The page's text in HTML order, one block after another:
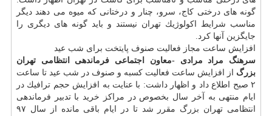
گونه های درختی كاج، سرو، چنار و درختانی كه میوه می دهند دیگر
مناسب شرایط اكولوژیك تهران نیستند و باید گونه های دیگری را
جایگزین آنها كرد.
افزایش ساعت مجاز فعالیت صنوف پایتخت برای شب عید
سرهنگ مراد مرادی -معاون اجتماعی فرماندهی انتظامی تهران
بزرگ از افزایش ساعت فعالیت كسبه و صنوف در شب عید تا ساعت
۲ صبح اطلاع داد و اظهار داشت: با عنایت به افزایش حجم ترافیك در
ایام منتهی به آخر سال بخصوص در مراكز خرید با تدبیر فرماندهی
انتظامی تهران بزرگ مقرر شد تا در ایام باقی مانده از سال ۹۷